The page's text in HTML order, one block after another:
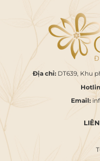
Địa chỉ: DT639, Khu
Email: